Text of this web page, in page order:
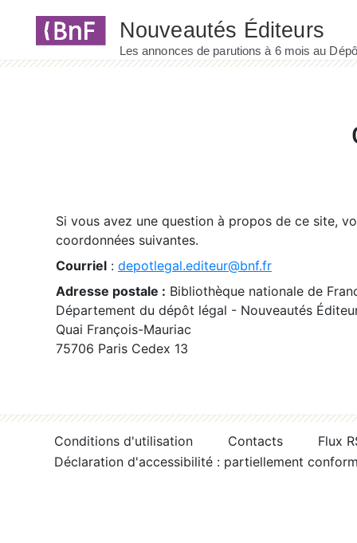
Si vous avez une question à propos de ce site,
coordonnées suivantes.
Courriel : depotlegal.editeur@bnf.fr
Adresse postale : Bibliothèque nationale de
Département du dépôt légal - Nouveautés
Quai François-Mauriac
75706 Paris Cedex 13
Conditions d'utilisation Contacts
Flux
Déclaration d'accessibilité : partiellement